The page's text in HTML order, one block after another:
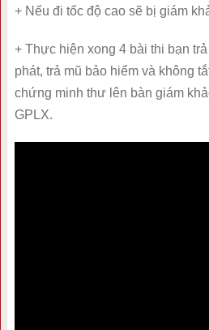
+ Nếu đi tốc độ cao sẽ bị giám
+ Thực hiện xong 4 bài thi bạn
phát, trả mũ bảo hiểm và không
chứng minh thư lên bàn giám
GPLX.